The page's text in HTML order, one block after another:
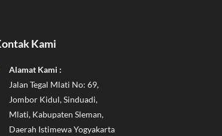
Kami
Alamat Kami :
Jalan Tegal Mlati No: 69,
Jombor Kidul, Sinduadi,
Mlati, Kabupaten Sleman,
Daerah Istimewa Yogyakarta